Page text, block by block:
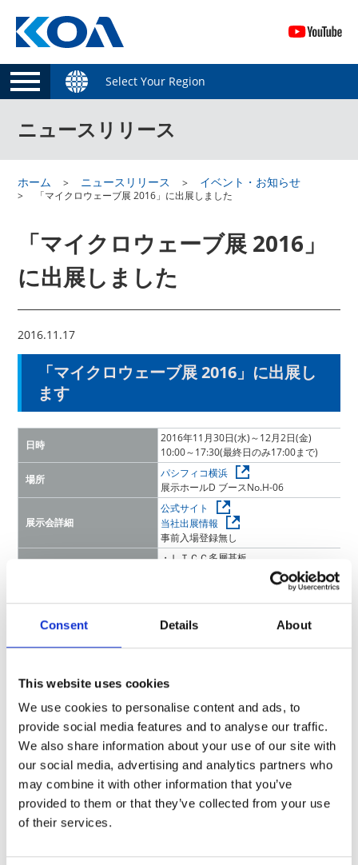
Consent Details About
This website uses cookies
We use cookies to personalise content and ads, to
provide social media features and to analyse our traffic.
We also share information about your use of our site with
our social media, advertising and analytics partners who
may combine it with other information that you’ve
provided to them or that they’ve collected from your use
of their services.
Select Your Region
ニュースリリース
ホーム ニュースリリース イベント・お知らせ
「マイクロウェーブ展 2016」に出展しました
「マイクロウェーブ展 2016」
に出展しました
2016.11.17
「マイクロウェーブ展 2016」に出展し
ます
日時
2016年11月30日(水)～12月2日(金)
10:00～17:30(最終日のみ17:00まで)
場所
パシフィコ横浜
展示ホールD ブースNo.H-06
展示会詳細
公式サイト
当社出展情報
事前入場登録無し
・ＬＴＣＣ多層基板
（モジュール、パッケージ、インターポーザ
・基板内蔵用部品 など
見どころ
マイクロ波応用製品に好適な新技術・新製品